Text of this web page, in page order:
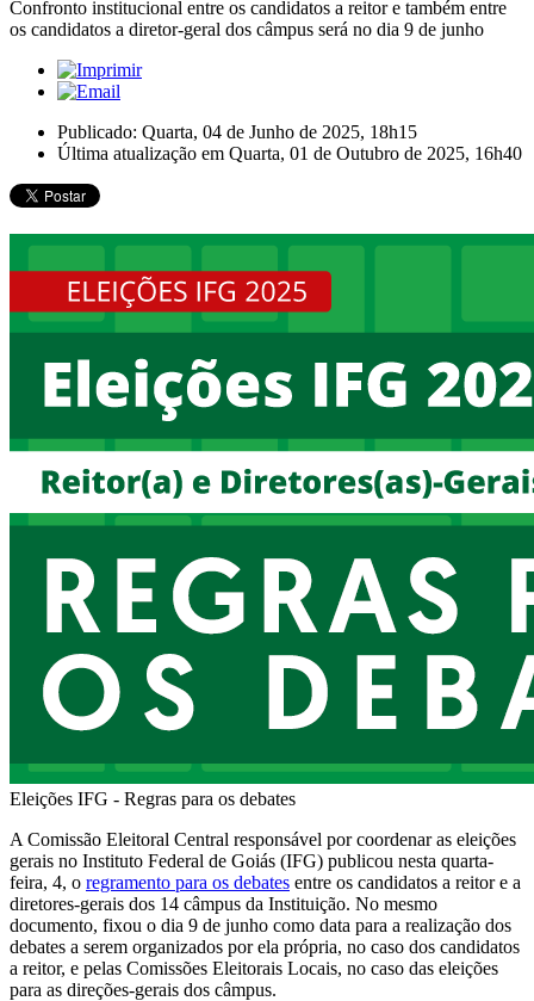
Confronto institucional entre os candidatos a reitor e também entre
os candidatos a diretor-geral dos câmpus será no dia 9 de junho
Publicado: Quarta, 04 de Junho de 2025, 18h15
Última atualização em Quarta, 01 de Outubro de 2025, 16h40
Eleições IFG - Regras para os debates
A Comissão Eleitoral Central responsável por coordenar as eleições
gerais no Instituto Federal de Goiás (IFG) publicou nesta quarta-
feira, 4, o regramento para os debates entre os candidatos a reitor e a
diretores-gerais dos 14 câmpus da Instituição. No mesmo
documento, fixou o dia 9 de junho como data para a realização dos
debates a serem organizados por ela própria, no caso dos candidatos
a reitor, e pelas Comissões Eleitorais Locais, no caso das eleições
para as direções-gerais dos câmpus.